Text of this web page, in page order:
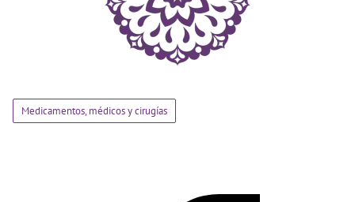
Medicamentos, médicos y cirugías